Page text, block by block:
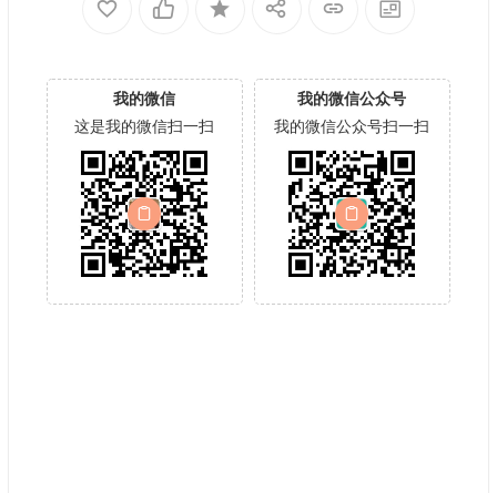
我的微信
这是我的微信扫一扫
我的微信公众号
我的微信公众号扫一扫